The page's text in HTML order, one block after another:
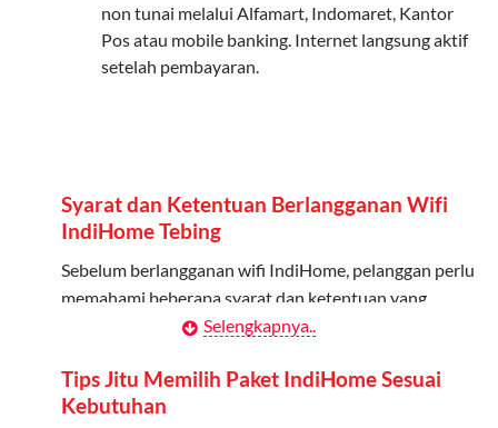
Kuota ini dapat digunakan secara bersama-sama oleh
Admin (pelanggan utama) dan anggota yang terdaftar.
Berlaku Nasional
untuk jaringan 2G, 3G, dan 4G.
Tidak Berlaku untuk Roaming
Kuota ini hanya bisa digunakan di dalam negeri.
non tunai melalui Alfamart, Indomaret, Kantor
Pos atau mobile banking. Internet langsung aktif
setelah pembayaran.
Syarat dan Ketentuan Berlangganan Wifi
IndiHome Tebing
Sebelum berlangganan wifi IndiHome, pelanggan perlu
memahami beberapa syarat dan ketentuan yang
Kontrak Berlangganan
Pelanggan harus menandatangani Kontrak
Selengkapnya..
Tips Jitu Memilih Paket IndiHome Sesuai
Kebutuhan